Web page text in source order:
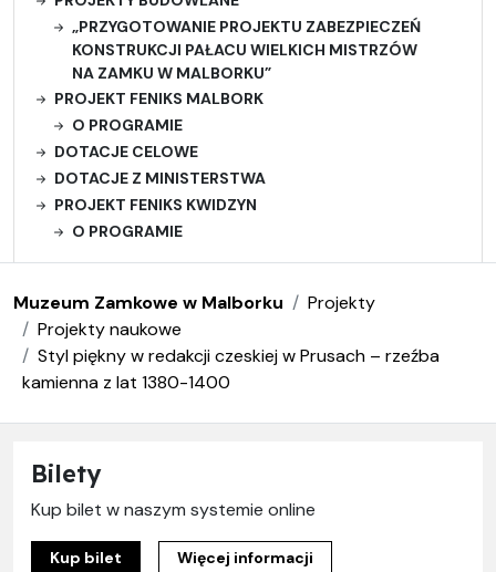
„PRZYGOTOWANIE PROJEKTU ZABEZPIECZEŃ
KONSTRUKCJI PAŁACU WIELKICH MISTRZÓW
NA ZAMKU W MALBORKU”
PROJEKT FENIKS MALBORK
O PROGRAMIE
DOTACJE CELOWE
DOTACJE Z MINISTERSTWA
PROJEKT FENIKS KWIDZYN
O PROGRAMIE
Muzeum Zamkowe w Malborku
Projekty
Projekty naukowe
Styl piękny w redakcji czeskiej w Prusach – rzeźba
kamienna z lat 1380-1400
Bilety
Kup bilet w naszym systemie online
Kup bilet Więcej informacji